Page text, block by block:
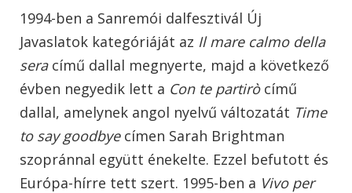
1994-ben a Sanremói dalfesztivál Új
Javaslatok kategóriáját az Il mare calmo della
seracímű dallal megnyerte, majd a következő
évben negyedik lett a Con te partiròcímű
dallal, amelynek angol nyelvű változatát Time
to say goodbyecímen Sarah Brightman
szopránnal együtt énekelte. Ezzel befutott és
Európa-hírre tett szert. 1995-ben a Vivo per